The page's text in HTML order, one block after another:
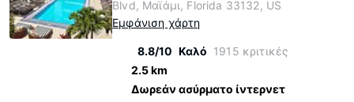
Blvd, Μαϊάμι, Florida 33132, US
Εμφάνιση χάρτη
8.8/10 Καλό 1915 κριτικές
2.5 km
Δωρεάν ασύρματο ίντερνετ